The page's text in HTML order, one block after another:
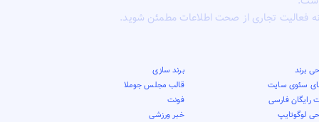
فعالیت تجاری از صحت اطلاعات مطمئن شوید.
برند
برند سازی
سئوی سایت
قالب مجلس جوملا
رایگان فارسی
فونت
لوگوتایپ
خبر ورزشی